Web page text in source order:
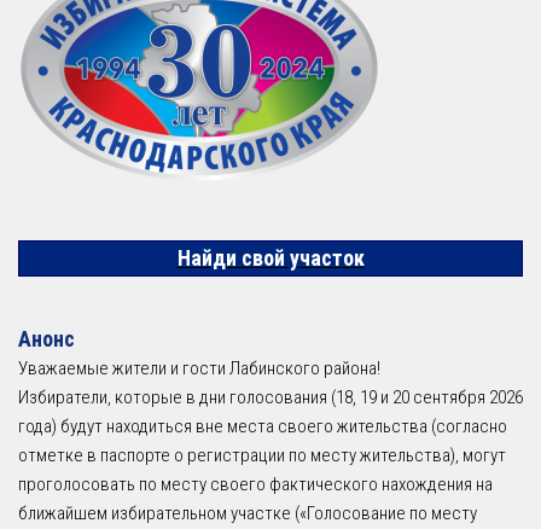
Найди свой участок
Анонс
Уважаемые жители и гости Лабинского района!
Избиратели, которые в дни голосования (18, 19 и 20 сентября 2026
года) будут находиться вне места своего жительства (согласно
отметке в паспорте о регистрации по месту жительства), могут
проголосовать по месту своего фактического нахождения на
ближайшем избирательном участке («Голосование по месту